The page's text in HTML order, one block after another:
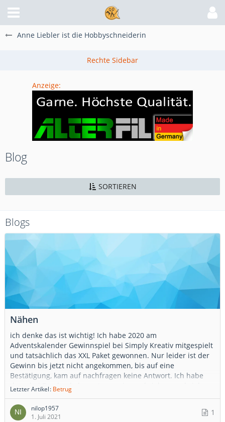
Anne Liebler ist die Hobbyschneiderin
Anzeige:
Blog
SORTIEREN
Blogs
Nähen
ich denke das ist wichtig! Ich habe 2020 am
Adventskalender Gewinnspiel bei Simply Kreativ mitgespielt
und tatsächlich das XXL Paket gewonnen. Nur leider ist der
Gewinn bis jetzt nicht angekommen, bis auf eine
Bestätigung, kam auf nachfragen keine Antwort. Ich habe
dann bei Facebook dazu etwas reingeschrieben und siehe
da, keiner hat seinen Gewinn bekommen. Auch hat jemand
Hefte bestellt, diese bezahlt und nichts passiert. Ich habe
das Gefühl, das es sich um einen großen Betrug handelt.
Letzter Artikel Betrug
nilop1957
1. Juli 2021
1